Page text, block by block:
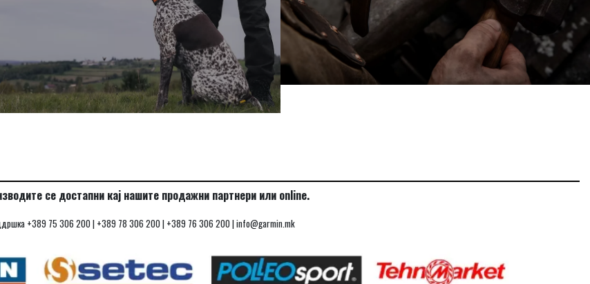
се достапни кај нашите продажни партнери или online.
+389 75 306 200 | +389 78 306 200 | +389 76 306 200 | info@garmin.mk